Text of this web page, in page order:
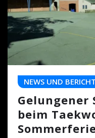
NEWS UND
Gelungener
beim